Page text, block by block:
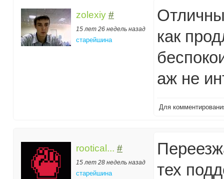
zolexiy #
15 лет 26 недель назад
старейшина
как
аж не
Для
rootical... #
15 лет 28 недель назад
старейшина
тех